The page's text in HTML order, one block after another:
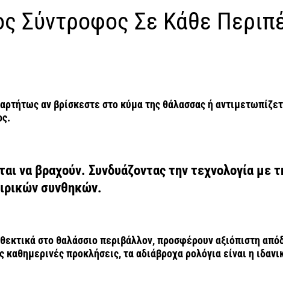
Σύντροφος Σε Κάθε
αν βρίσκεστε στο κύμα της θάλασσας ή
να βραχούν. Συνδυάζοντας την τεχνολογία με
συνθηκών.
στο θαλάσσιο περιβάλλον, προσφέρουν αξιόπιστη
προκλήσεις, τα αδιάβροχα ρολόγια είναι η